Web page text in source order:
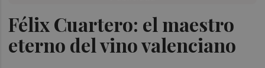
Félix Cuartero: el maestro
eterno del vino valenciano